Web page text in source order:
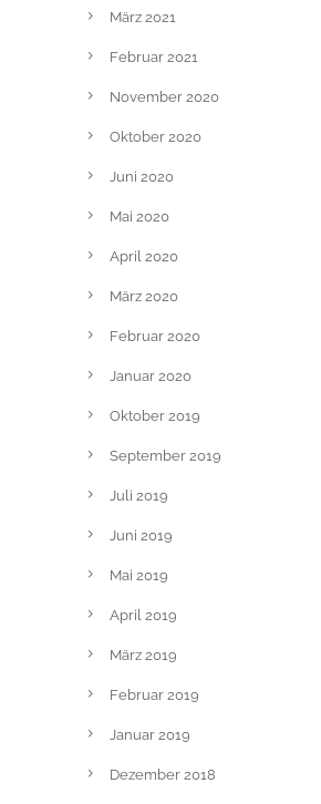
März 2021
Februar 2021
November 2020
Oktober 2020
Juni 2020
Mai 2020
April 2020
März 2020
Februar 2020
Januar 2020
Oktober 2019
September 2019
Juli 2019
Juni 2019
Mai 2019
April 2019
März 2019
Februar 2019
Januar 2019
Dezember 2018